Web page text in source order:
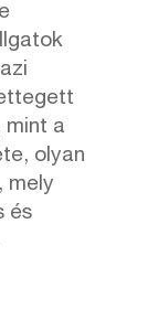
mint a
olyan
mely
és